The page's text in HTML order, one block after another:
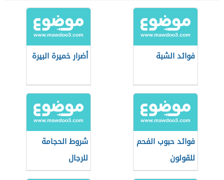
فوائد الشبة أضرار خميرة البيرة
فوائد حبوب الفحم
للقولون
شروط الحجامة
للرجال